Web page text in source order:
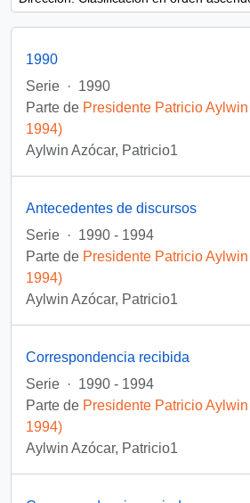
1990
Serie · 1990
Parte de Presidente Patricio
1994)
Aylwin Azócar, Patricio1
Antecedentes de discursos
Serie · 1990 - 1994
Parte de Presidente Patricio
1994)
Aylwin Azócar, Patricio1
Correspondencia recibida
Serie · 1990 - 1994
Parte de Presidente Patricio
1994)
Aylwin Azócar, Patricio1